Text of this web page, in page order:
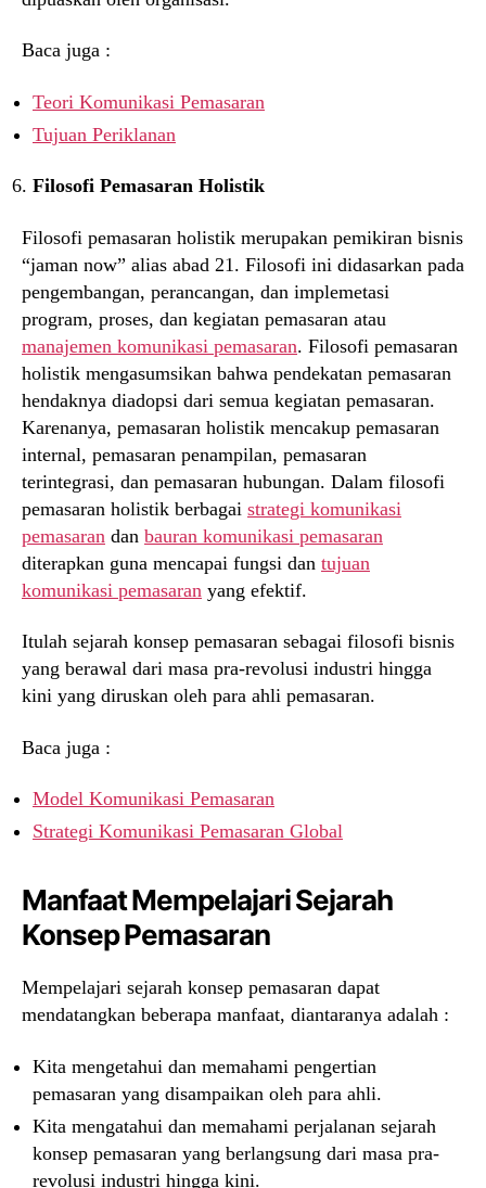
Baca juga :
Teori Komunikasi Pemasaran
Tujuan Periklanan
Filosofi Pemasaran Holistik
Filosofi pemasaran holistik merupakan pemikiran bisnis
“jaman now” alias abad 21. Filosofi ini didasarkan pada
pengembangan, perancangan, dan implemetasi
program, proses, dan kegiatan pemasaran atau
manajemen komunikasi pemasaran. Filosofi pemasaran
holistik mengasumsikan bahwa pendekatan pemasaran
hendaknya diadopsi dari semua kegiatan pemasaran.
Karenanya, pemasaran holistik mencakup pemasaran
internal, pemasaran penampilan, pemasaran
terintegrasi, dan pemasaran hubungan. Dalam filosofi
pemasaran holistik berbagai strategi komunikasi
pemasaran dan bauran komunikasi pemasaran
diterapkan guna mencapai fungsi dan tujuan
komunikasi pemasaran yang efektif.
Itulah sejarah konsep pemasaran sebagai filosofi bisnis
yang berawal dari masa pra-revolusi industri hingga
kini yang diruskan oleh para ahli pemasaran.
Baca juga :
Model Komunikasi Pemasaran
Strategi Komunikasi Pemasaran Global
Manfaat Mempelajari Sejarah
Konsep Pemasaran
Mempelajari sejarah konsep pemasaran dapat
mendatangkan beberapa manfaat, diantaranya adalah :
Kita mengetahui dan memahami pengertian
pemasaran yang disampaikan oleh para ahli.
Kita mengatahui dan memahami perjalanan sejarah
konsep pemasaran yang berlangsung dari masa pra-
revolusi industri hingga kini.